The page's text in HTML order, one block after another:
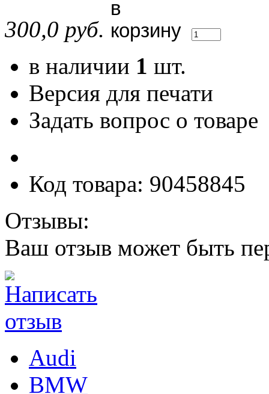
300,0 руб.
в наличии 1 шт.
Версия для печати
Задать вопрос о товаре
Код товара: 90458845
Отзывы:
Ваш отзыв может быть
Audi
BMW